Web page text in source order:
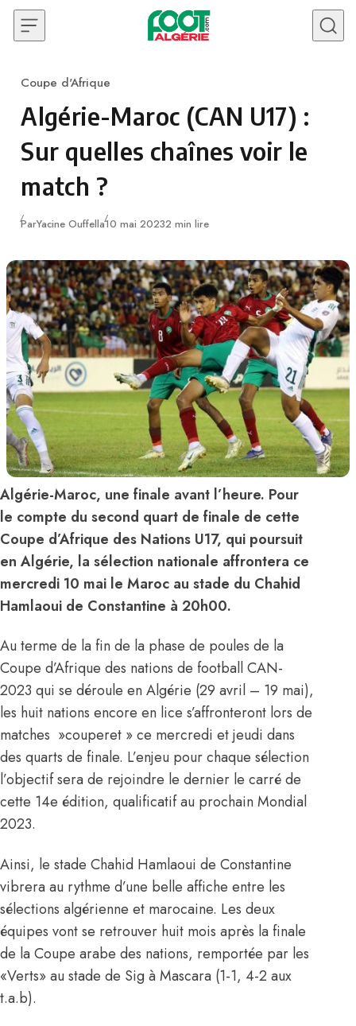
Skip to content
Category
Coupe d'Afrique
Algérie-Maroc (CAN U17) :
Sur quelles chaînes voir le
match ?
ParYacine OuffellaPublié
10 mai 20232 min lire
Algérie-Maroc, une finale avant l’heure. Pour
le compte du second quart de finale de cette
Coupe d’Afrique des Nations U17, qui poursuit
en Algérie, la sélection nationale affrontera ce
mercredi 10 mai le Maroc au stade du Chahid
Hamlaoui de Constantine à 20h00.
Au terme de la fin de la phase de poules de la
Coupe d’Afrique des nations de football CAN-
2023 qui se déroule en Algérie (29 avril – 19 mai),
les huit nations encore en lice s’affronteront lors de
matches »couperet » ce mercredi et jeudi dans
des quarts de finale. L’enjeu pour chaque sélection
l’objectif sera de rejoindre le dernier le carré de
cette 14e édition, qualificatif au prochain Mondial
2023.
Ainsi, le stade Chahid Hamlaoui de Constantine
vibrera au rythme d’une belle affiche entre les
sélections algérienne et marocaine. Les deux
équipes vont se retrouver huit mois après la finale
de la Coupe arabe des nations, remportée par les
«Verts» au stade de Sig à Mascara (1-1, 4-2 aux
t.a.b).